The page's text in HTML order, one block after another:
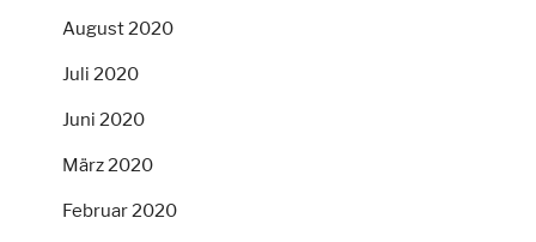
August 2020
Juli 2020
Juni 2020
März 2020
Februar 2020